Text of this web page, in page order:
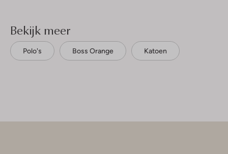
Bekijk meer
Polo's Boss Orange Katoen